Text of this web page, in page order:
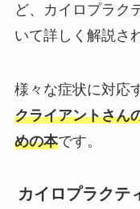
ど、カイロプラク
いて詳しく解説さ
様々な症状に対応
クライアントさん
めの本です。
カイロプラクテ